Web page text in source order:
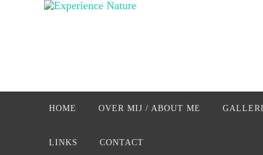
HOME OVER MIJ / ABOUT ME
LINKS CONTACT